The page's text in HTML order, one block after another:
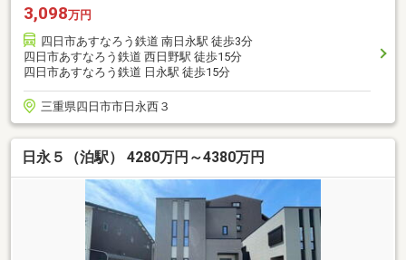
3,098万円
四日市あすなろう鉄道 南日永駅 徒歩3分
四日市あすなろう鉄道 西日野駅 徒歩15分
四日市あすなろう鉄道 日永駅 徒歩15分
三重県四日市市日永西３
日永５（泊駅） 4280万円～4380万円